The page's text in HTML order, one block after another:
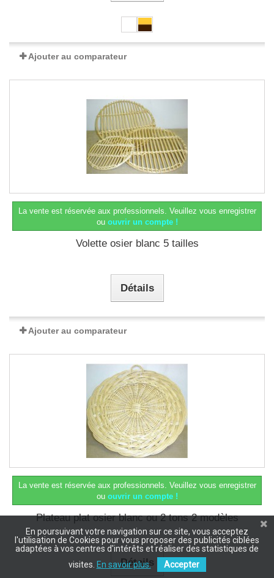
Ajouter au comparateur
La vente est réservée aux professionnels. Veuillez vous enregistrer
ou ouvrir un compte !
Volette osier blanc 5 tailles
Détails
Ajouter au comparateur
La vente est réservée aux professionnels. Veuillez vous enregistrer
ou ouvrir un compte !
Plateau plat osier blanc ou 2 tons 2 modèles
Détails
En poursuivant votre navigation sur ce site, vous acceptez
l'utilisation de Cookies pour vous proposer des publicités ciblées
adaptées à vos centres d'intérêts et réaliser des statistiques de
visites. En savoir plus. Accepter